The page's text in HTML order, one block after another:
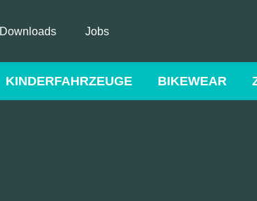
Downloads Jobs
KINDERFAHRZEUGE BIKEWEAR